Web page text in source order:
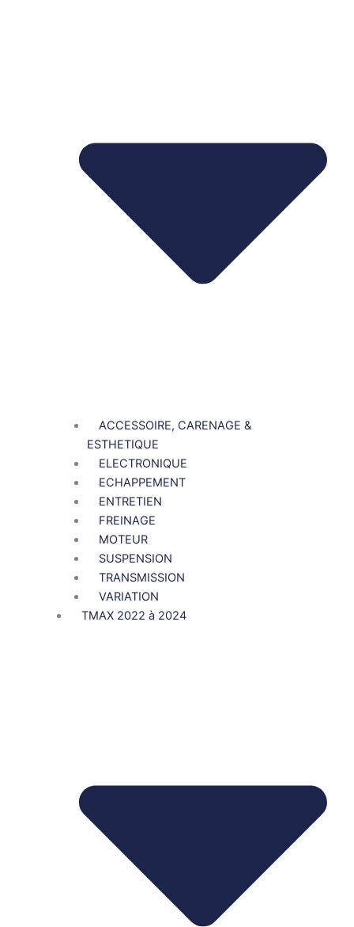
ACCESSOIRE, CARENAGE &
ESTHETIQUE
ELECTRONIQUE
ECHAPPEMENT
ENTRETIEN
FREINAGE
MOTEUR
SUSPENSION
TRANSMISSION
VARIATION
TMAX 2022 à 2024